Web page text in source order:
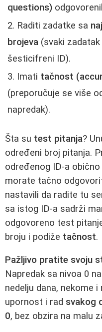
questions)
Raditi zadatke sa
brojeva (svaki
šesticifreni ID).
Imati tačnost
(preporučuje se više
napredak).
Šta su test pitanja?
određeni broj pitanja.
određenog ID-a
morate tačno
nastavili da radite tu
sa istog ID-a sadrži
odgovoreno test
broju i podiže tačnost.
Pažljivo pratite svoju
Napredak sa nivoa 0
nedelju dana, nekome
upornost i rad svakog
0, bez obzira na malu